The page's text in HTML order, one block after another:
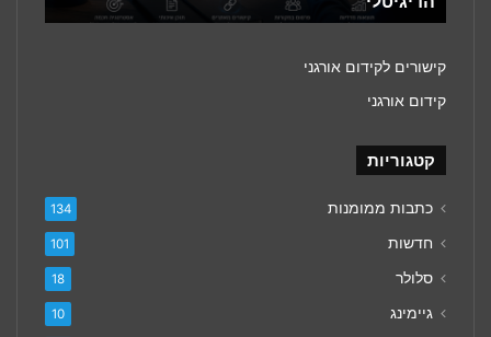
קישורים לקידום אורגני
קידום אורגני
קטגוריות
כתבות ממומנות 134
חדשות 101
סלולר 18
גיימינג 10